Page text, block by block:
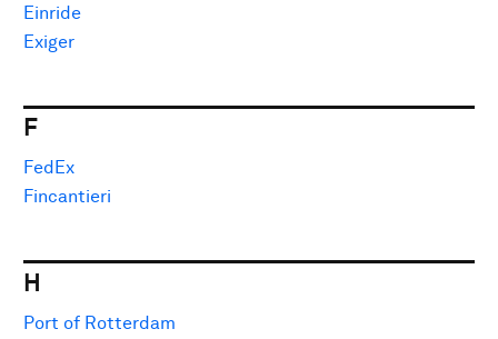
Einride
Exiger
F
FedEx
Fincantieri
H
Port of Rotterdam